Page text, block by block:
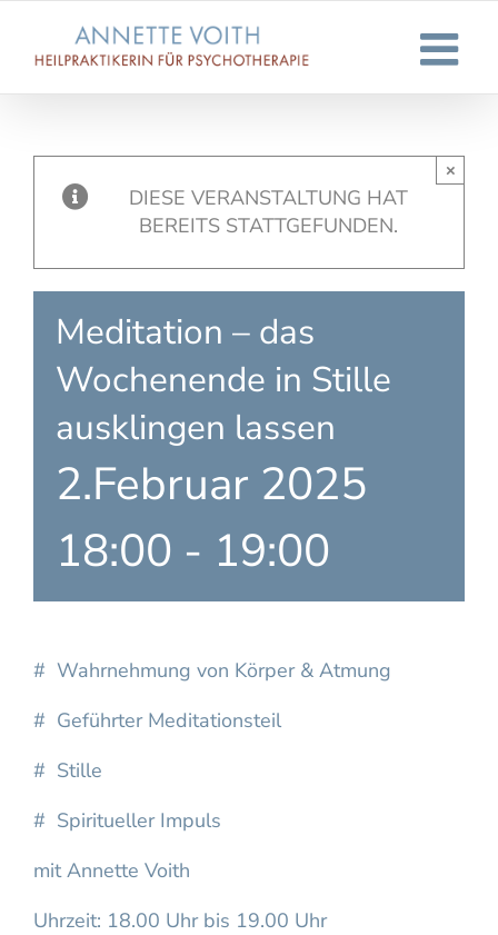
springen
DIESE VERANSTALTUNG HAT
BEREITS STATTGEFUNDEN.
×
Meditation – das
Wochenende in Stille
ausklingen lassen
2.Februar 2025
18:00 - 19:00
# Wahrnehmung von Körper & Atmung
# Geführter Meditationsteil
# Stille
# Spiritueller Impuls
mitAnnette Voith
Uhrzeit: 18.00 Uhr bis 19.00 Uhr